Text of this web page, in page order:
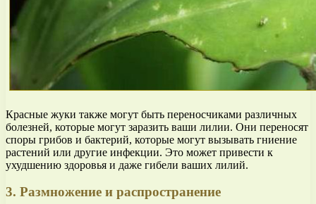
Красные жуки также могут быть переносчиками различных
болезней, которые могут заразить ваши лилии. Они переносят
споры грибов и бактерий, которые могут вызывать гниение
растений или другие инфекции. Это может привести к
ухудшению здоровья и даже гибели ваших лилий.
3. Размножение и распространение